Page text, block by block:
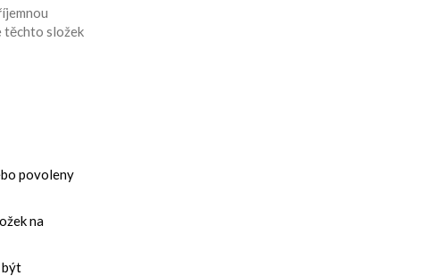
těchto složek
povoleny
na
být